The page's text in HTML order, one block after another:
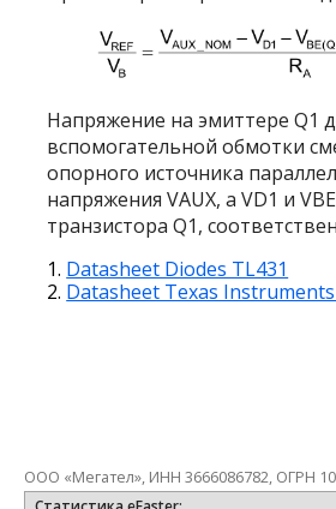
Напряжение на эмиттере Q1
вспомогательной обмотки
опорного источника
напряжения VAUX, а VD1 и V
транзистора Q1,
Datasheet Diodes TL431
Datasheet Texas Instruments
ООО «Мегател», ИНН 3666086782, ОГРН